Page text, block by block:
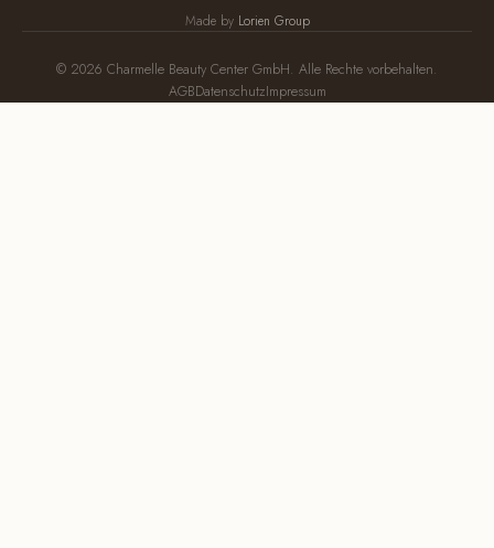
Made by Lorien Group
© 2026 Charmelle Beauty Center GmbH. Alle Rechte vorbehalten.
AGBDatenschutzImpressum